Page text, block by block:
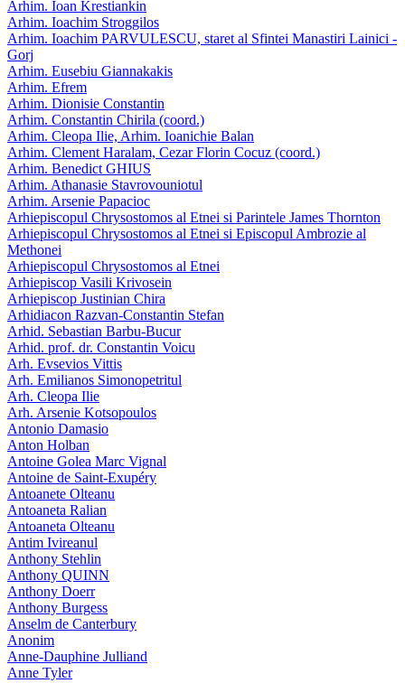
Arhim. Ioan Krestiankin
Arhim. Ioachim Stroggilos
Arhim. Ioachim PARVULESCU, staret al Sfintei Manastiri Lainici -
Gorj
Arhim. Eusebiu Giannakakis
Arhim. Efrem
Arhim. Dionisie Constantin
Arhim. Constantin Chirila (coord.)
Arhim. Cleopa Ilie, Arhim. Ioanichie Balan
Arhim. Clement Haralam, Cezar Florin Cocuz (coord.)
Arhim. Benedict GHIUS
Arhim. Athanasie Stavrovouniotul
Arhim. Arsenie Papacioc
Arhiepiscopul Chrysostomos al Etnei si Parintele James Thornton
Arhiepiscopul Chrysostomos al Etnei si Episcopul Ambrozie al
Methonei
Arhiepiscopul Chrysostomos al Etnei
Arhiepiscop Vasili Krivosein
Arhiepiscop Justinian Chira
Arhidiacon Razvan-Constantin Stefan
Arhid. Sebastian Barbu-Bucur
Arhid. prof. dr. Constantin Voicu
Arh. Evsevios Vittis
Arh. Emilianos Simonopetritul
Arh. Cleopa Ilie
Arh. Arsenie Kotsopoulos
Antonio Damasio
Anton Holban
Antoine Golea Marc Vignal
Antoine de Saint-Exupéry
Antoanete Olteanu
Antoaneta Ralian
Antoaneta Olteanu
Antim Ivireanul
Anthony Stehlin
Anthony QUINN
Anthony Doerr
Anthony Burgess
Anselm de Canterbury
Anonim
Anne-Dauphine Julliand
Anne Tyler